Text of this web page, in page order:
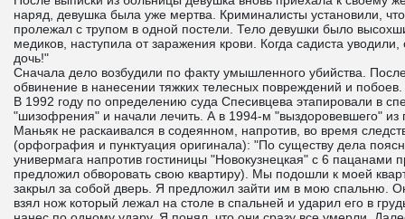
наряд, девушка была уже мертва. Криминалисты установили,
пролежал с трупом в одной постели. Тело девушки было
медиков, наступила от заражения крови. Когда садиста
дочь!"
Сначала дело возбудили по факту умышленного убийства.
обвинение в нанесении тяжких телесных повреждений и побоев.
В 1992 году по определению суда Спесивцева этапировали в
"шизофрения" и начали лечить. А в 1994-м "выздоровевшего"
Маньяк не раскаивался в содеянном, напротив, во время
(орфография и пунктуация оригинала): "По существу дела
универмага напротив гостиницы "Новокузнецкая" с 6 пацанами
предложил обворовать свою квартиру). Мы подошли к моей
закрыл за собой дверь. Я предложил зайти им в мою спальню.
взял нож который лежал на столе в спальней и ударил его в